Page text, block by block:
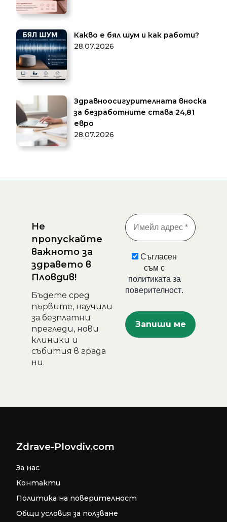
Какво е бял шум и как работи?
28.07.2026
Здравноосигурителната вноска
за безработните става 24,81
евро
28.07.2026
Не
пропускайте
важното за
здравето в
Пловдив!
Бъдете сред
първите, научили
за безплатни
прегледи, нови
клиники и
събития в града
ни.
Съгласен
съм с
политиката за
поверителност.
Zdrave-Plovdiv.com
За нас
Контакти
Политика на поверителност
Общи условия за ползване